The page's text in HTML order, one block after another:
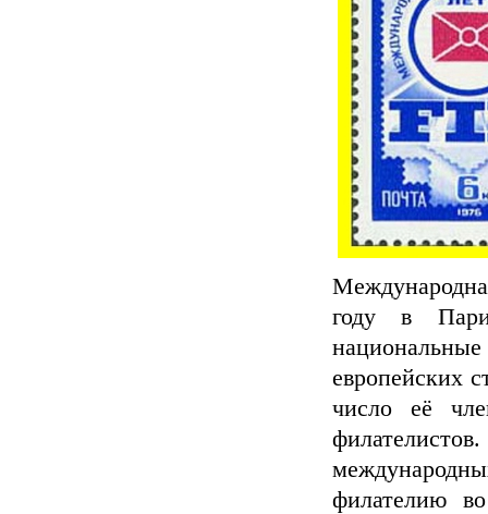
году в
европейских
число её
филателию